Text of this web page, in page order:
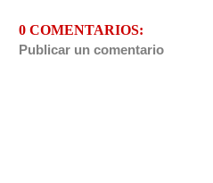
0 COMENTARIOS:
Publicar un comentario